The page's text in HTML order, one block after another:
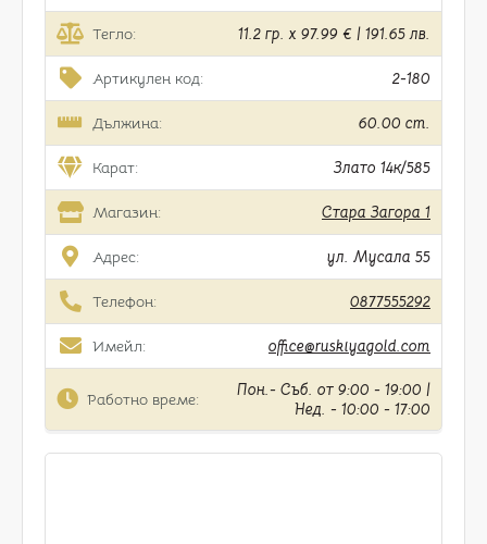
Тегло: 11.2 гр. x 97.99 € | 191.65 лв.
Артикулен код: 2-180
Дължина: 60.00 cm.
Карат: Злато 14к/585
Магазин: Стара Загора 1
Адрес: ул. Мусала 55
Телефон: 0877555292
Имейл: office@ruskiyagold.com
Работно време:
Пон.- Съб. от 9:00 - 19:00 |
Нед. - 10:00 - 17:00